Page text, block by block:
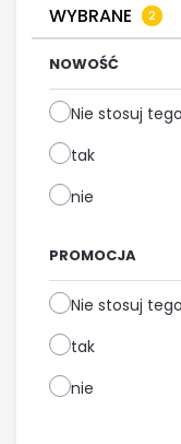
WYBRANE
NOWOŚĆ
Nie stosuj
tak
nie
PROMOCJA
Nie stosuj
tak
nie